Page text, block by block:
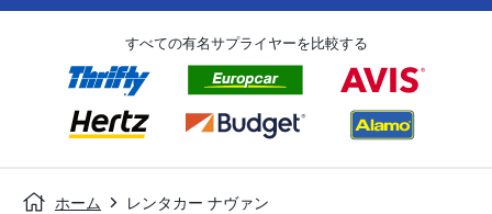
すべての有名サプライヤーを比較する
ホーム レンタカー ナヴァン